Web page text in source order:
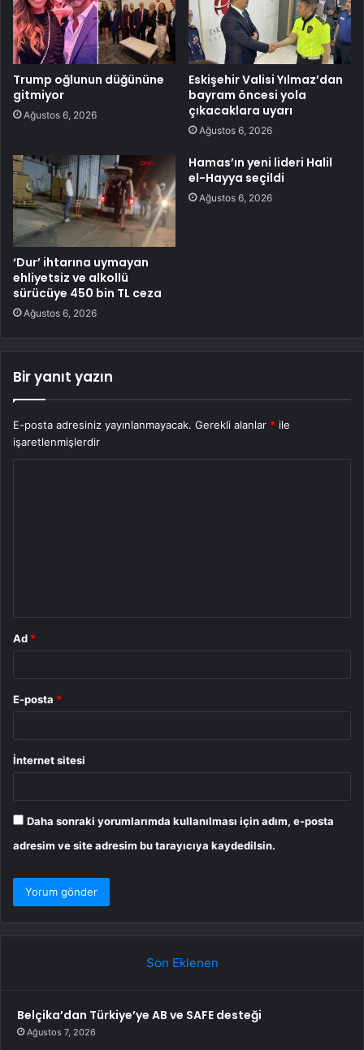
Trump oğlunun düğününe
gitmiyor
Ağustos 6, 2026
Eskişehir Valisi Yılmaz’dan
bayram öncesi yola
çıkacaklara uyarı
Ağustos 6, 2026
‘Dur’ ihtarına uymayan
ehliyetsiz ve alkollü
sürücüye 450 bin TL ceza
Ağustos 6, 2026
Hamas’ın yeni lideri Halil
el-Hayya seçildi
Ağustos 6, 2026
Bir yanıt yazın
E-posta adresiniz yayınlanmayacak. Gerekli alanlar * ile
işaretlenmişlerdir
Ad *
E-posta *
İnternet sitesi
Daha sonraki yorumlarımda kullanılması için adım, e-posta
adresim ve site adresim bu tarayıcıya kaydedilsin.
Son Eklenen
Belçika’dan Türkiye’ye AB ve SAFE desteği
Ağustos 7, 2026